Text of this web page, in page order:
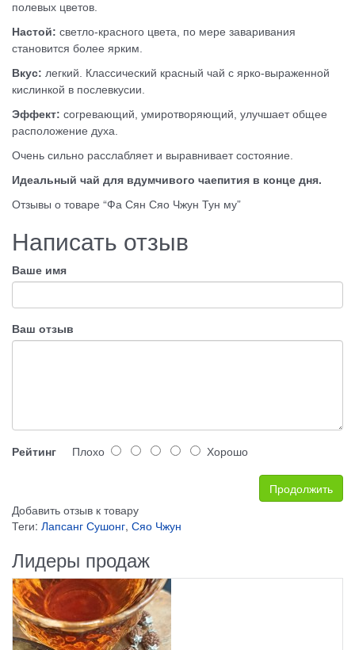
полевых цветов.
Настой: светло-красного цвета, по мере заваривания
становится более ярким.
Вкус: легкий. Классический красный чай с ярко-выраженной
кислинкой в послевкусии.
Эффект: согревающий, умиротворяющий, улучшает общее
расположение духа.
Очень сильно расслабляет и выравнивает состояние.
Идеальный чай для вдумчивого чаепития в конце дня.
Отзывы о товаре “Фа Сян Сяо Чжун Тун му”
Написать отзыв
Ваше имя
Ваш отзыв
Рейтинг Плохо Хорошо
Продолжить
Добавить отзыв к товару
Теги: Лапсанг Сушонг, Сяо Чжун
Лидеры продаж